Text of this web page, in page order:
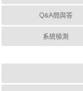
Q&A問與答
系統檢測